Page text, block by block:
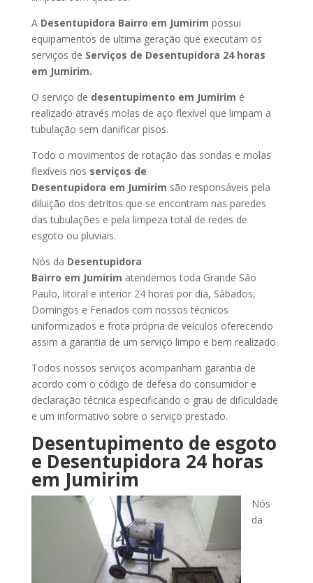
A Desentupidora Bairro em Jumirim possui
equipamentos de ultima geração que executam os
serviços de Serviços de Desentupidora 24 horas
em Jumirim.
O serviço de desentupimento em Jumirim é
realizado através molas de aço flexível que limpam a
tubulação sem danificar pisos.
Todo o movimentos de rotação das sondas e molas
flexíveis nos serviços de
Desentupidora em Jumirim são responsáveis pela
diluição dos detritos que se encontram nas paredes
das tubulações e pela limpeza total de redes de
esgoto ou pluviais.
Nós da Desentupidora
Bairro em Jumirim atendemos toda Grande São
Paulo, litoral e interior 24 horas por dia, Sábados,
Domingos e Feriados com nossos técnicos
uniformizados e frota própria de veículos oferecendo
assim a garantia de um serviço limpo e bem realizado.
Todos nossos serviços acompanham garantia de
acordo com o código de defesa do consumidor e
declaração técnica especificando o grau de dificuldade
e um informativo sobre o serviço prestado.
Desentupimento de esgoto
e Desentupidora 24 horas
em Jumirim
Nós
da